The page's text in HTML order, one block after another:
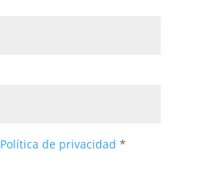
Política de privacidad *